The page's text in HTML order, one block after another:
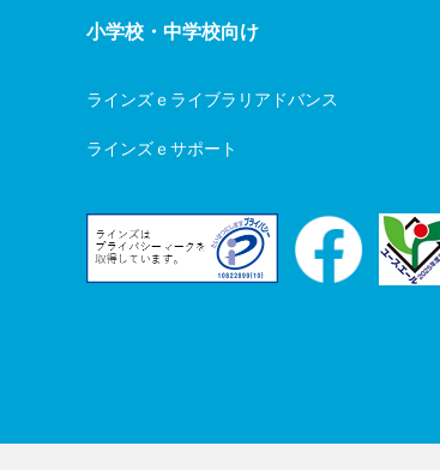
小学校・中学校向け
ラインズｅライブラリアドバンス
ラインズｅサポート